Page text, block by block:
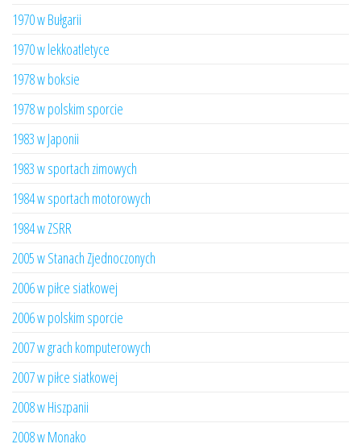
1970 w Bułgarii
1970 w lekkoatletyce
1978 w boksie
1978 w polskim sporcie
1983 w Japonii
1983 w sportach zimowych
1984 w sportach motorowych
1984 w ZSRR
2005 w Stanach Zjednoczonych
2006 w piłce siatkowej
2006 w polskim sporcie
2007 w grach komputerowych
2007 w piłce siatkowej
2008 w Hiszpanii
2008 w Monako